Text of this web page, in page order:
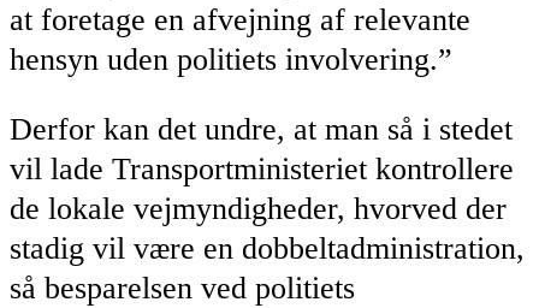
at foretage en afvejning af relevante
hensyn uden politiets involvering.”
Derfor kan det undre, at man så i stedet
vil lade Transportministeriet kontrollere
de lokale vejmyndigheder, hvorved der
stadig vil være en dobbeltadministration,
så besparelsen ved politiets